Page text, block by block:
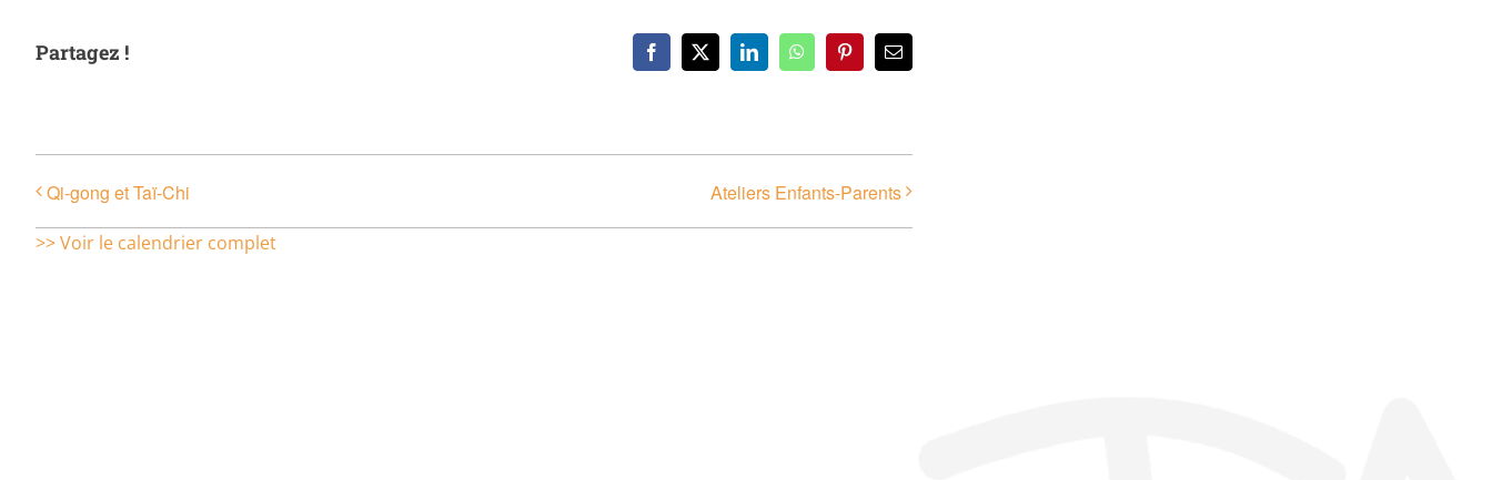
Partagez ! Facebook
X LinkedInWhatsAppPinterestEmail
Qi-gong et Taï-Chi Ateliers Enfants-Parents
>> Voir le calendrier complet